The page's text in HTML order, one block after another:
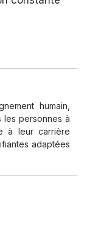
humain,
les personnes à
à leur carrière
adaptées